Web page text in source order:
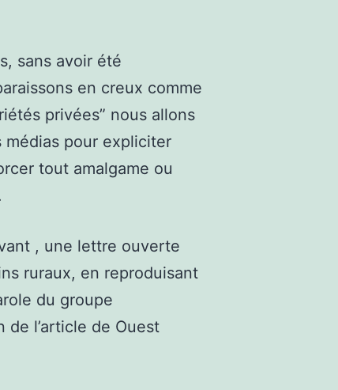
sans avoir été
en creux comme
privées” nous allons
pour expliciter
tout amalgame ou
, une lettre ouverte
ruraux, en reproduisant
du groupe
de l’article de Ouest